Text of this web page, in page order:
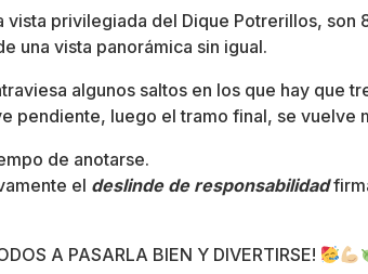
vista privilegiada del Dique Potrerillos, son
una vista panorámica sin igual.
algunos saltos en los que hay que
pendiente, luego el tramo final, se vuelve
de anotarse.
el deslinde de responsabilidad
A PASARLA BIEN Y DIVERTIRSE!